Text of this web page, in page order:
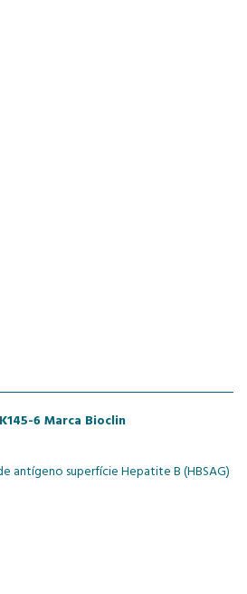
6 Marca Bioclin
antígeno superfície Hepatite B (HBSAG)